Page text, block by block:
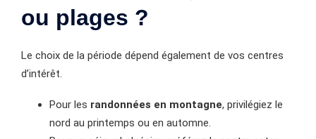
ou plages ?
Le choix de la période dépend également de vos centres
d’intérêt.
Pour les randonnées en montagne, privilégiez le
nord au printemps ou en automne.